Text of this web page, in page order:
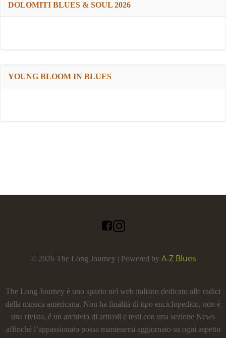
DOLOMITI BLUES & SOUL 2026
YOUNG BLOOM IN BLUES
© 2026 The Long Journey | Powered by A-Z Blues
The Long Journey è uno spazio nel web italiano dedicato alle radici
della musica americana. Non ha finalità di tipo enciclopedico, non è
una rivista, é un archivio di articoli e testi con una sezione News
affinché l’appassionato possa mantenersi aggiornato su ogni aspetto